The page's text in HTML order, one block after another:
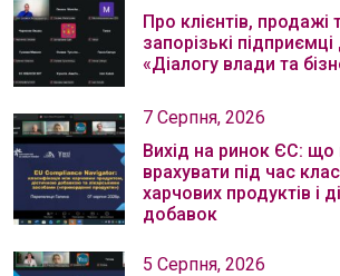
Про клієнтів, продажі
запорізькі
«Діалогу влади та
7 Серпня, 2026
Вихід на ринок ЄС: що
врахувати під час
харчових продуктів і
добавок
5 Серпня, 2026